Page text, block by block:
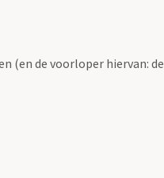
(en de voorloper hiervan: de